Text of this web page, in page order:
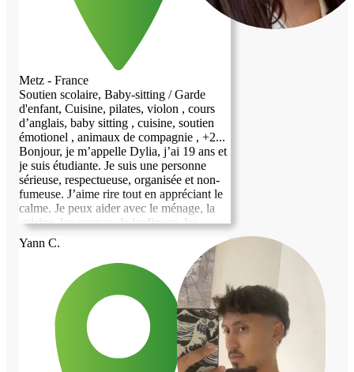
Metz - France
Soutien scolaire, Baby-sitting / Garde
d'enfant, Cuisine, pilates, violon , cours
d’anglais, baby sitting , cuisine, soutien
émotionel , animaux de compagnie , +2...
Bonjour, je m’appelle Dylia, j’ai 19 ans et
je suis étudiante. Je suis une personne
sérieuse, respectueuse, organisée et non-
fumeuse. J’aime rire tout en appréciant le
calme. Je peux aider avec le ménage, la
cuisine, les courses, le jardinage, les
animaux et la garde d’enfants. Je peux
aussi aider aux devoirs, enseigner
l’anglais, la chimie et le violon
(débutants), ainsi que proposer des
séances de Pilates à domicile et les bébés
sont mon point de faiblesse 👼. Je parle
arabe et tamazight (langues maternelles),
français (C1), anglais (C1) et j’apprends
l’italien. Je recherche un logement basé
sur la confiance, le respect et l’entraide.
Yann C.